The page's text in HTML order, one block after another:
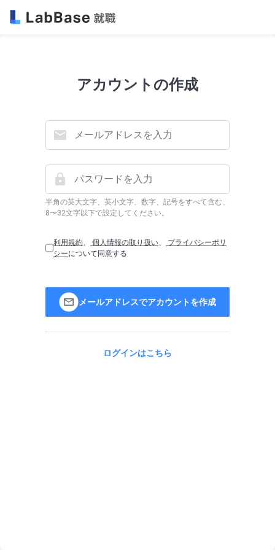
アカウントの作成
半角の英大文字、英小文字、数字、記号をすべて含む、
8〜32文字以下で設定してください。
利用規約、 個人情報の取り扱い、
プライバシーポリ
シーについて同意する
メールアドレスでアカウントを作成
ログインはこちら